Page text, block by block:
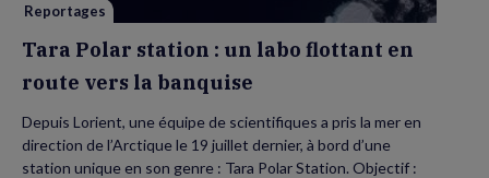
la
Reportages
Tara Polar station : un labo flottant en
route vers la banquise
Depuis Lorient, une équipe de scientifiques a pris la mer en
direction de l’Arctique le 19 juillet dernier, à bord d’une
station unique en son genre : Tara Polar Station. Objectif :